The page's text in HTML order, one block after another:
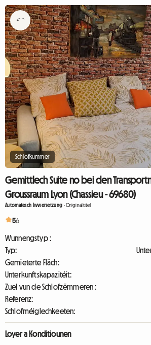
Schlofkummer
Gemittlech Suite no bei den
Groussraum Lyon (Chassieu - 69680)
Automatesch Iwwersetzung -Originaltitel
56
Wunnengstyp :
Typ:
Gemieterte Fläch:
Unterkunftskapazitéit:
Zuel vun de Schlofzëmmeren :
Referenz:
Schlofméiglechkeeten:
Loyer a Konditiounen